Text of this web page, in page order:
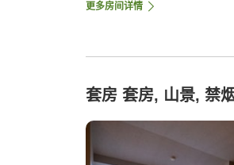
更多房间详情
套房 套房, 山景, 禁烟